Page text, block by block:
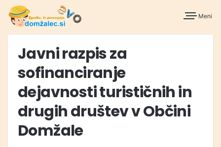
Meni
Javni razpis za
sofinanciranje
dejavnosti turističnih in
drugih društev v Občini
Domžale